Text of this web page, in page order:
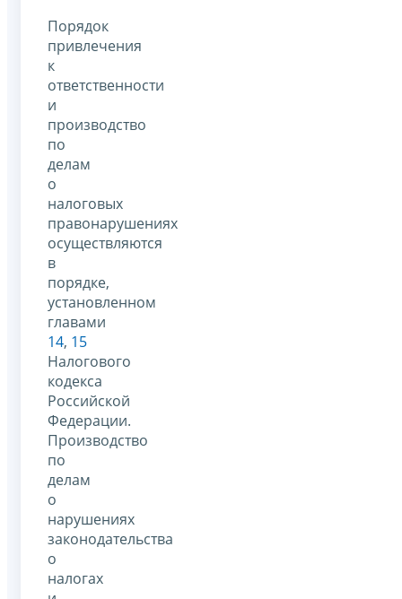
Порядок
привлечения
к
ответственности
и
производство
по
делам
о
налоговых
правонарушениях
осуществляются
в
порядке,
установленном
главами
14, 15
Налогового
кодекса
Российской
Федерации.
Производство
по
делам
о
нарушениях
законодательства
о
налогах